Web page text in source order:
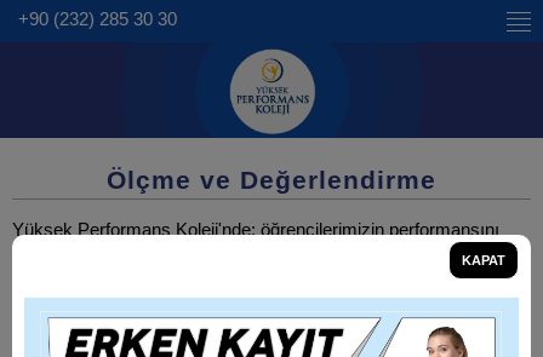
+90 (232) 285 30 30
Ölçme ve Değerlendirme
Yüksek Performans Koleji'nde; öğrencilerimizin performansını
daima en üst seviyede tutabilmek adına uygulanan ölçme ve
değerlendirme çalışmaları, alanında uzman rehberlik birimi ve
öğrenci takip sistemi ile birlikte yürütülür.
Uygulanan sınavlar ve değerlendirmeler sonucundaki genel
KAPAT